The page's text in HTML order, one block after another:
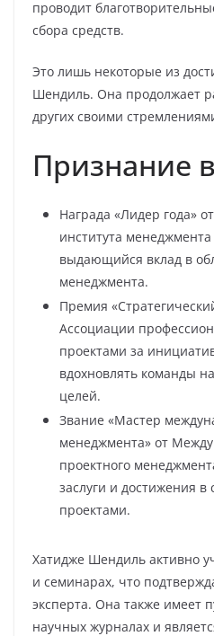
проводит
сбора средств.
Это лишь некоторые из
Шендиль. Она продолжает
других своими
Признание
Награда «Лидер года»
института менеджмента
выдающийся вклад в
менеджмента.
Премия
Ассоциации
проектами за
вдохновлять команды
целей.
Звание «Мастер
менеджмента» от
проектного
заслуги и достижения
проектами.
Хатидже Шендиль активно
и семинарах, что
эксперта. Она также имеет
научных журналах и